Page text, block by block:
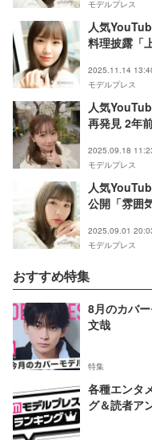
モデルプレス
人気
料理披露「
2025.11.14
モデルプレス
人気
再発見 2年
2025.09.18
モデルプレス
人気
公開「雰囲
2025.09.01
モデルプレス
おすすめ特集
8月のカバ
文哉
特集
各種エンタ
グ＆読者ア